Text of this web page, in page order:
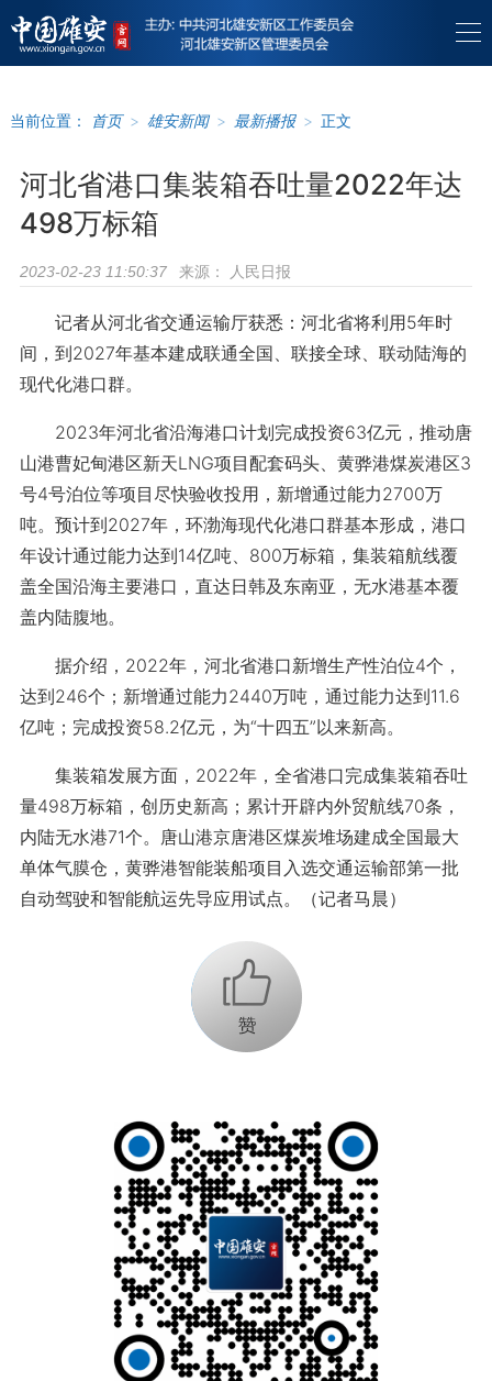
当前位置： 首页 > 雄安新闻 > 最新播报 > 正文
河北省港口集装箱吞吐量2022年达
498万标箱
2023-02-23 11:50:37 来源： 人民日报
记者从河北省交通运输厅获悉：河北省将利用5年时
间，到2027年基本建成联通全国、联接全球、联动陆海的
现代化港口群。
2023年河北省沿海港口计划完成投资63亿元，推动唐
山港曹妃甸港区新天LNG项目配套码头、黄骅港煤炭港区3
号4号泊位等项目尽快验收投用，新增通过能力2700万
吨。预计到2027年，环渤海现代化港口群基本形成，港口
年设计通过能力达到14亿吨、800万标箱，集装箱航线覆
盖全国沿海主要港口，直达日韩及东南亚，无水港基本覆
盖内陆腹地。
据介绍，2022年，河北省港口新增生产性泊位4个，
达到246个；新增通过能力2440万吨，通过能力达到11.6
亿吨；完成投资58.2亿元，为“十四五”以来新高。
集装箱发展方面，2022年，全省港口完成集装箱吞吐
量498万标箱，创历史新高；累计开辟内外贸航线70条，
内陆无水港71个。唐山港京唐港区煤炭堆场建成全国最大
单体气膜仓，黄骅港智能装船项目入选交通运输部第一批
自动驾驶和智能航运先导应用试点。（记者马晨）
+1